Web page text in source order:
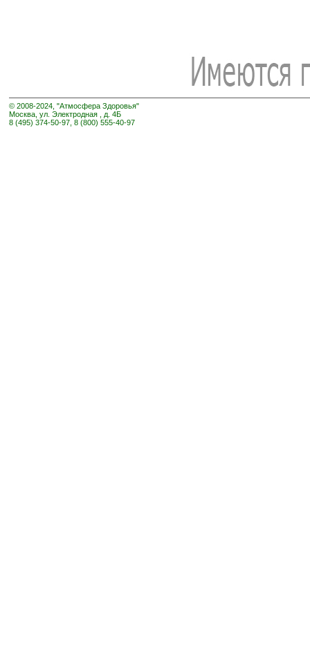
© 2008-2024, "Атмосфера Здоровья"
Москва, ул. Электродная , д. 4Б
8 (495) 374-50-97, 8 (800) 555-40-97